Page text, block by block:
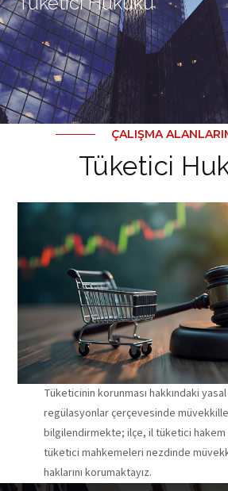
ÇALIŞMA
Tüketici
Tüketicinin korunması hakkındaki
regülasyonlar çerçevesinde
bilgilendirmekte; ilçe, il tüketici
tüketici mahkemeleri nezdinde
haklarını korumaktayız.